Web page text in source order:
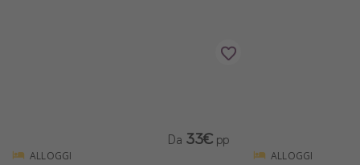
ALLOGGI
Da 33€ pp
ALLOGGI